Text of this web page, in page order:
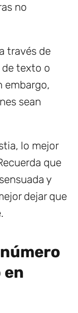
no
través de
texto o
embargo,
sean
lo mejor
que
y
dejar que
en